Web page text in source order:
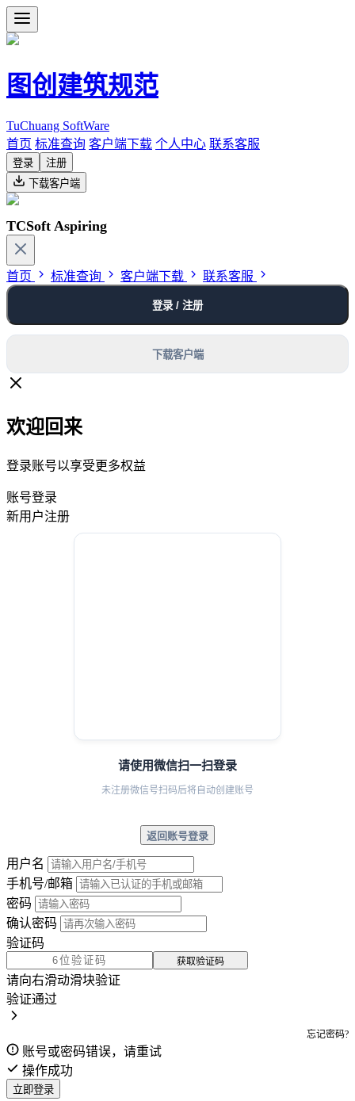
图创建筑规范
TuChuang SoftWare
首页 标准查询 客户端下载 个人中心 联系客服
登录
注册
下载客户端
TCSoft Aspiring
首页 标准查询 客户端下载 联系客服
登录 / 注册
下载客户端
欢迎回来
登录账号以享受更多权益
账号登录
新用户注册
请使用微信扫一扫登录
未注册微信号扫码后将自动创建账号
返回账号登录
用户名
手机号/邮箱
密码
确认密码
验证码
获取验证码
请向右滑动滑块验证
验证通过
忘记密码?
账号或密码错误，请重试
操作成功
立即登录